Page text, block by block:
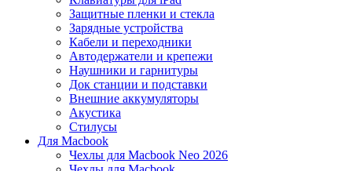
Защитные пленки и стекла
Зарядные устройства
Кабели и переходники
Автодержатели и крепежи
Наушники и гарнитуры
Док станции и подставки
Внешние аккумуляторы
Акустика
Стилусы
Для Macbook
Чехлы для Macbook Neo 2026